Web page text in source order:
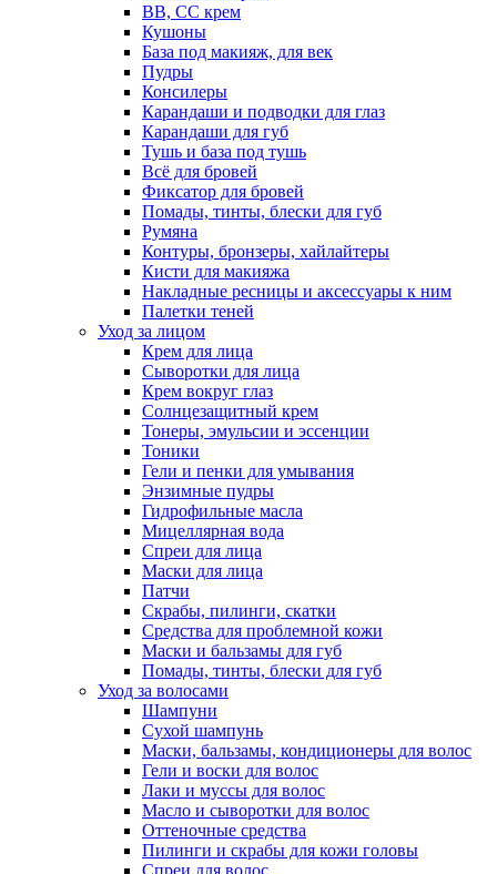
BB, CC крем
Кушоны
База под макияж, для век
Пудры
Консилеры
Карандаши и подводки для глаз
Карандаши для губ
Тушь и база под тушь
Всё для бровей
Фиксатор для бровей
Помады, тинты, блески для губ
Румяна
Контуры, бронзеры, хайлайтеры
Кисти для макияжа
Накладные ресницы и аксессуары к ним
Палетки теней
Уход за лицом
Крем для лица
Сыворотки для лица
Крем вокруг глаз
Солнцезащитный крем
Тонеры, эмульсии и эссенции
Тоники
Гели и пенки для умывания
Энзимные пудры
Гидрофильные масла
Мицеллярная вода
Спреи для лица
Маски для лица
Патчи
Скрабы, пилинги, скатки
Средства для проблемной кожи
Маски и бальзамы для губ
Помады, тинты, блески для губ
Уход за волосами
Шампуни
Сухой шампунь
Маски, бальзамы, кондиционеры для волос
Гели и воски для волос
Лаки и муссы для волос
Масло и сыворотки для волос
Оттеночные средства
Пилинги и скрабы для кожи головы
Спреи для волос